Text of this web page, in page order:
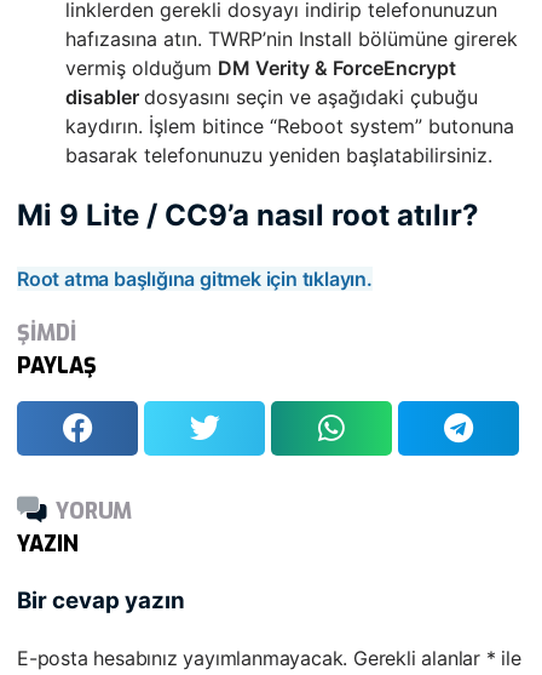
linklerden gerekli dosyayı indirip telefonunuzun
hafızasına atın. TWRP’nin Install bölümüne girerek
vermiş olduğum DM Verity & ForceEncrypt
disabler dosyasını seçin ve aşağıdaki çubuğu
kaydırın. İşlem bitince “Reboot system” butonuna
basarak telefonunuzu yeniden başlatabilirsiniz.
Mi 9 Lite / CC9’a nasıl root atılır?
Root atma başlığına gitmek için tıklayın.
ŞİMDİ
PAYLAŞ
YORUM
YAZIN
Bir cevap yazın
E-posta hesabınız yayımlanmayacak. Gerekli alanlar * ile